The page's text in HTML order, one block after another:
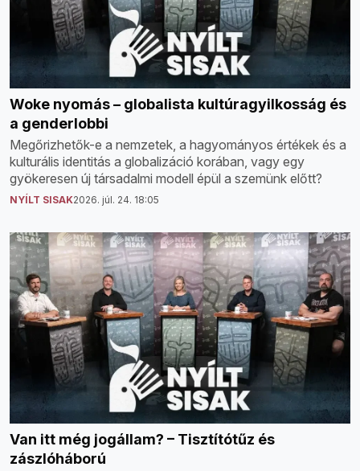
Woke nyomás – globalista kultúragyilkosság és
a genderlobbi
Megőrizhetők-e a nemzetek, a hagyományos értékek és a
kulturális identitás a globalizáció korában, vagy egy
gyökeresen új társadalmi modell épül a szemünk előtt?
NYÍLT SISAK2026. júl. 24. 18:05
Van itt még jogállam? – Tisztítótűz és
zászlóháború